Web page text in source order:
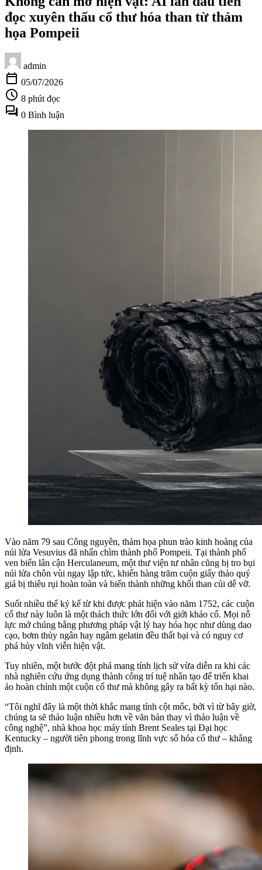
đọc xuyên thấu cổ thư hóa than từ thảm
họa Pompeii
admin
calendar_today 05/07/2026
schedule 8 phút đọc
forum 0 Bình luận
Vào năm 79 sau Công nguyên, thảm họa phun trào kinh hoàng của
núi lửa Vesuvius đã nhấn chìm thành phố Pompeii. Tại thành phố
ven biển lân cận Herculaneum, một thư viện tư nhân cũng bị tro bụi
núi lửa chôn vùi ngay lập tức, khiến hàng trăm cuộn giấy thảo quý
giá bị thiêu rụi hoàn toàn và biến thành những khối than củi dễ vỡ.
Suốt nhiều thế kỷ kể từ khi được phát hiện vào năm 1752, các cuộn
cổ thư này luôn là một thách thức lớn đối với giới khảo cổ. Mọi nỗ
lực mở chúng bằng phương pháp vật lý hay hóa học như dùng dao
cạo, bơm thủy ngân hay ngâm gelatin đều thất bại và có nguy cơ
phá hủy vĩnh viễn hiện vật.
Tuy nhiên, một bước đột phá mang tính lịch sử vừa diễn ra khi các
nhà nghiên cứu ứng dụng thành công trí tuệ nhân tạo để triển khai
ảo hoàn chỉnh một cuộn cổ thư mà không gây ra bất kỳ tổn hại nào.
“Tôi nghĩ đây là một thời khắc mang tính cột mốc, bởi vì từ bây giờ,
chúng ta sẽ thảo luận nhiều hơn về văn bản thay vì thảo luận về
công nghệ”, nhà khoa học máy tính Brent Seales tại Đại học
Kentucky – người tiên phong trong lĩnh vực số hóa cổ thư – khẳng
định.